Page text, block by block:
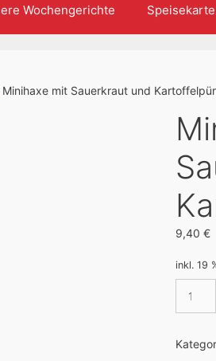
Wochengerichte Speisekarte
Minihaxe mit Sauerkraut und
9,40 €
inkl. 19
und